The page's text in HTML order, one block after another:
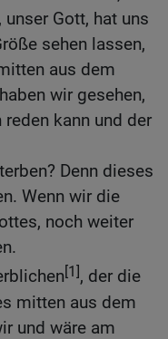
unser Gott, hat uns
sehen lassen,
aus dem
wir gesehen,
kann und der
Denn dieses
Wenn wir die
noch weiter
[1], der die
mitten aus dem
und wäre am